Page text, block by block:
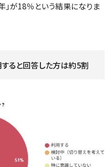
」が18％という結果になりま
ると回答した方は約5割